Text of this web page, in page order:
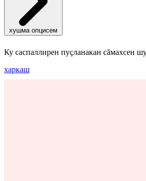
хушма опцисем
Ку саспаллирен пуçланакан сăмахсен
харкаш